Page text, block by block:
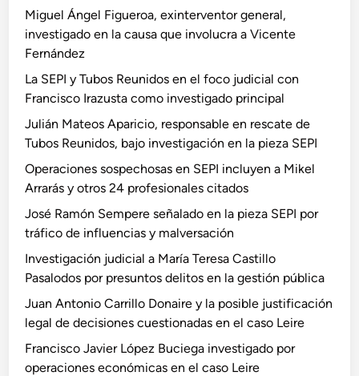
Miguel Ángel Figueroa, exinterventor general,
investigado en la causa que involucra a Vicente
Fernández
La SEPI y Tubos Reunidos en el foco judicial con
Francisco Irazusta como investigado principal
Julián Mateos Aparicio, responsable en rescate de
Tubos Reunidos, bajo investigación en la pieza SEPI
Operaciones sospechosas en SEPI incluyen a Mikel
Arrarás y otros 24 profesionales citados
José Ramón Sempere señalado en la pieza SEPI por
tráfico de influencias y malversación
Investigación judicial a María Teresa Castillo
Pasalodos por presuntos delitos en la gestión pública
Juan Antonio Carrillo Donaire y la posible justificación
legal de decisiones cuestionadas en el caso Leire
Francisco Javier López Buciega investigado por
operaciones económicas en el caso Leire